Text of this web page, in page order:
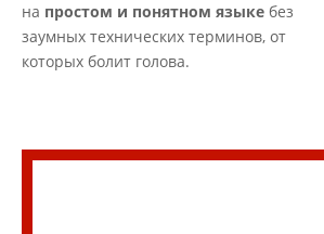
на простом и понятном языке без
заумных технических терминов, от
которых болит голова.